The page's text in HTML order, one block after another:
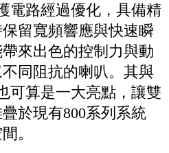
電路經過優化，具備精
留寬頻響應與快速瞬
來出色的控制力與動
同阻抗的喇叭。其與
可算是一大亮點，讓雙
於現有800系列系統
。